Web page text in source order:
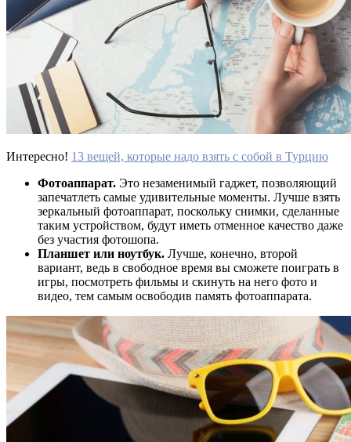
Интересно! 13 вещей, которые надо взять с собой в Турцию
Фотоаппарат. Это незаменимый гаджет, позволяющий
запечатлеть самые удивительные моменты. Лучше взять
зеркальный фотоаппарат, поскольку снимки, сделанные
таким устройством, будут иметь отменное качество даже
без участия фотошопа.
Планшет или ноутбук. Лучше, конечно, второй
вариант, ведь в свободное время вы сможете поиграть в
игры, посмотреть фильмы и скинуть на него фото и
видео, тем самым освободив память фотоаппарата.